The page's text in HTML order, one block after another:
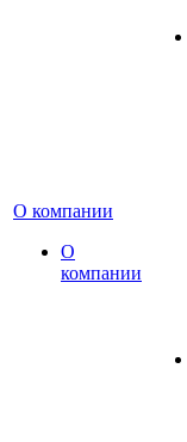
О компании
О
компании